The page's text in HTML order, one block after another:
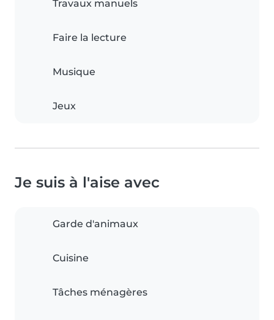
Travaux manuels
Faire la lecture
Musique
Jeux
Je suis à l'aise avec
Garde d'animaux
Cuisine
Tâches ménagères